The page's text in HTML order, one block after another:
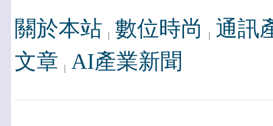
關於本站 數位時尚
通訊
文章 AI產業新聞